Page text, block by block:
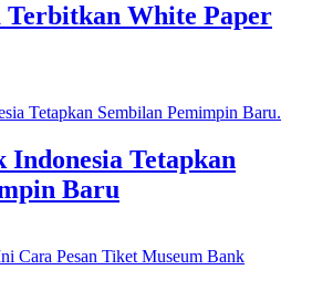
Terbitkan White Paper
Tetapkan
Baru